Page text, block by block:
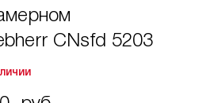
CNsfd 5203